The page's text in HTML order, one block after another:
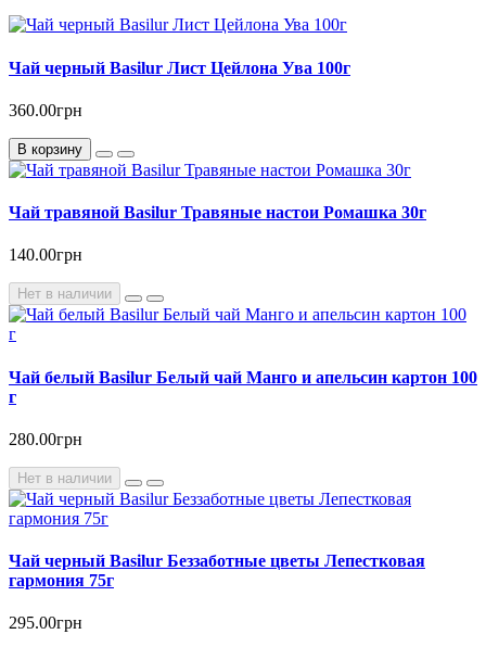
Чай черный Basilur Лист Цейлона Ува 100г
360.00грн
В корзину
Чай травяной Basilur Травяные настои Ромашка 30г
140.00грн
Нет в наличии
Чай белый Basilur Белый чай Манго и апельсин картон 100
г
280.00грн
Нет в наличии
Чай черный Basilur Беззаботные цветы Лепестковая
гармония 75г
295.00грн